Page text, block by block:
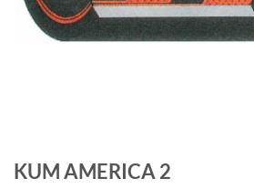
KUM AMERICA 2